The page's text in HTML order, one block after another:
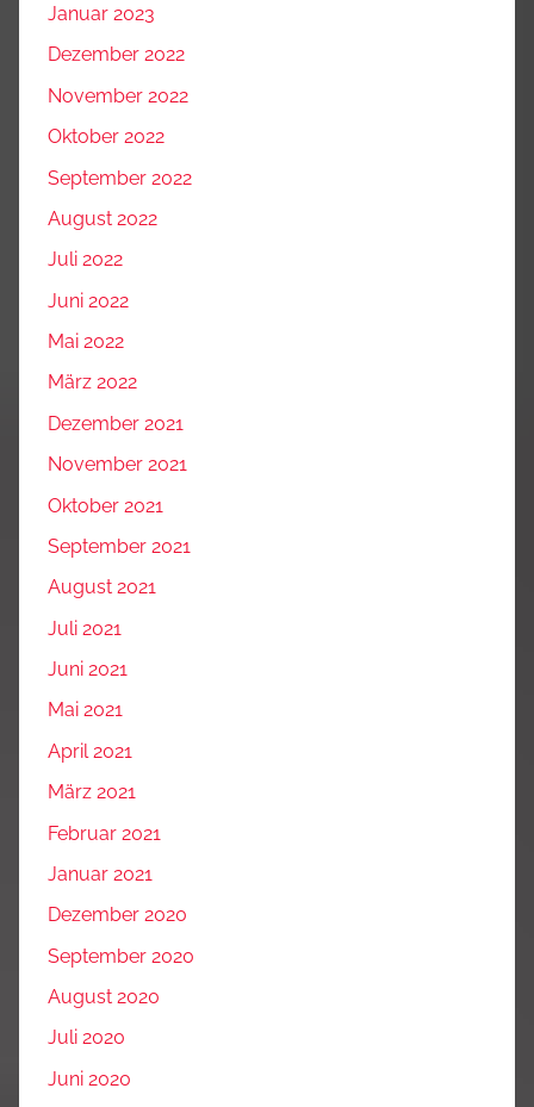
Januar 2023
Dezember 2022
November 2022
Oktober 2022
September 2022
August 2022
Juli 2022
Juni 2022
Mai 2022
März 2022
Dezember 2021
November 2021
Oktober 2021
September 2021
August 2021
Juli 2021
Juni 2021
Mai 2021
April 2021
März 2021
Februar 2021
Januar 2021
Dezember 2020
September 2020
August 2020
Juli 2020
Juni 2020